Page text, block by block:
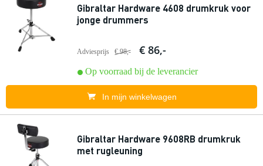
Gibraltar Hardware 4608 drumkruk voor
jonge drummers
Adviesprijs € 98,- € 86,-
Op voorraad bij de leverancier
In mijn winkelwagen
Gibraltar Hardware 9608RB drumkruk
met rugleuning